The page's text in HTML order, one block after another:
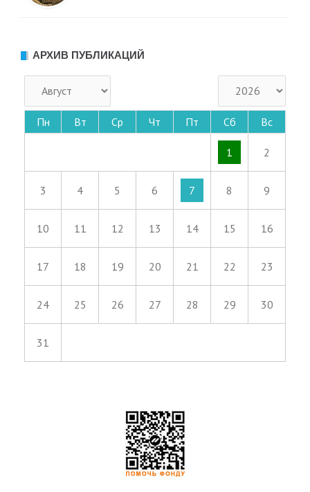
АРХИВ ПУБЛИКАЦИЙ
Пн Вт Ср Чт Пт Сб Вс
1 2
3 4 5 6 7 8 9
10 11 12 13 14 15 16
17 18 19 20 21 22 23
24 25 26 27 28 29 30
31